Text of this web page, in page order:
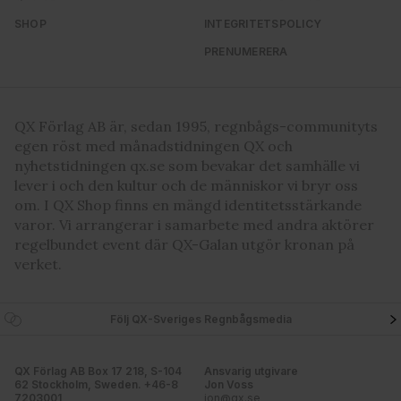
SHOP INTEGRITETSPOLICY
PRENUMERERA
QX Förlag AB är, sedan 1995, regnbågs-communityts
egen röst med månadstidningen QX och
nyhetstidningen qx.se som bevakar det samhälle vi
lever i och den kultur och de människor vi bryr oss
om. I QX Shop finns en mängd identitetsstärkande
varor. Vi arrangerar i samarbete med andra aktörer
regelbundet event där QX-Galan utgör kronan på
verket.
Följ QX-Sveriges Regnbågsmedia
QX Förlag AB Box 17 218, S-104
62 Stockholm, Sweden. +46-8
7203001
Ansvarig utgivare
Jon Voss
jon@qx.se